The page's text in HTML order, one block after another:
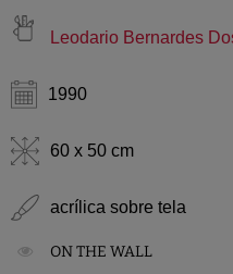
Leodario Bernardes
1990
60 x 50 cm
acrílica sobre tela
ON THE WALL